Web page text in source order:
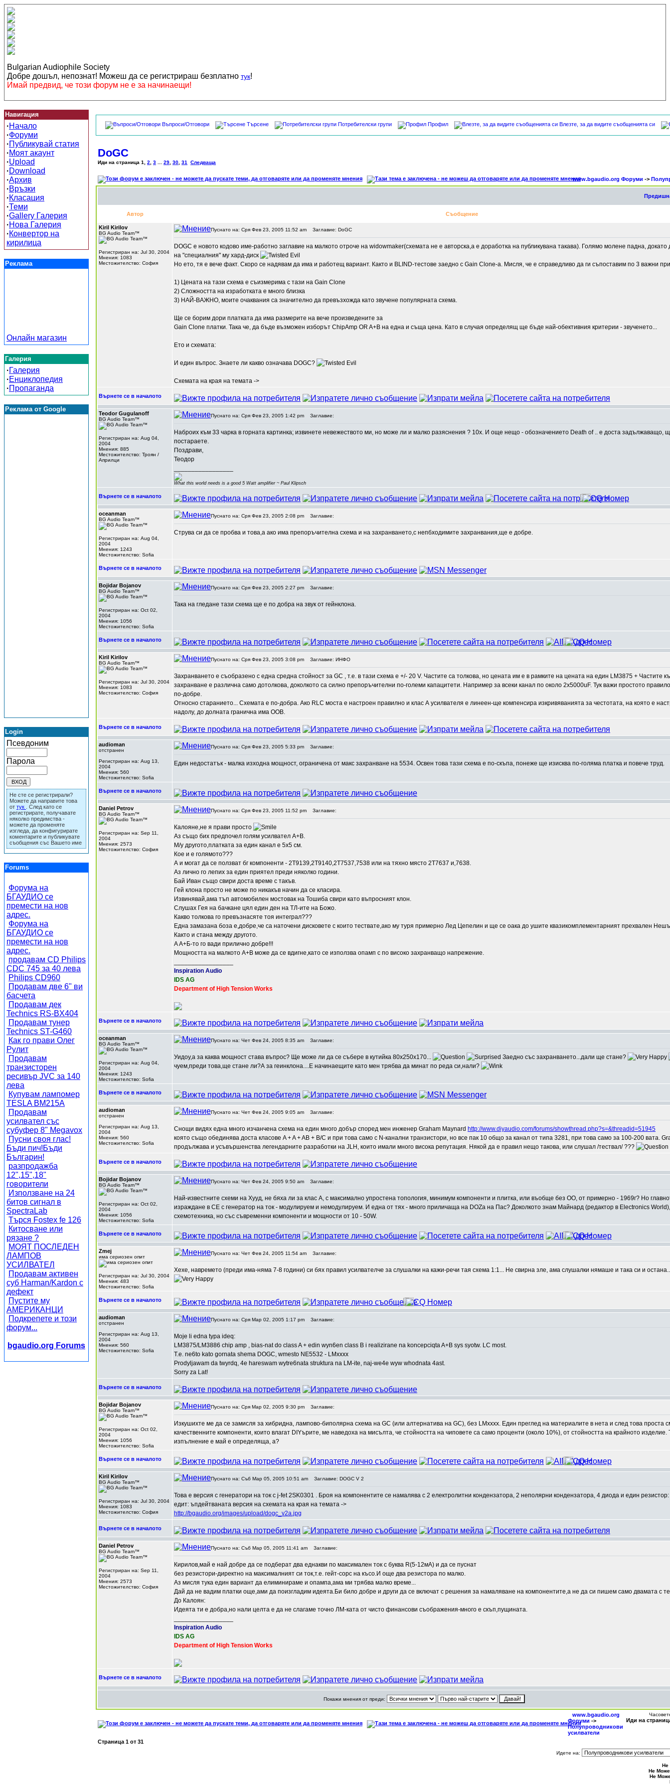
Bulgarian Audiophile Society
Добре дошъл, непознат! Можеш да се регистрираш безплатно тук!
Имай предвид, че този форум не е за начинаещи!
Навигация
·Начало
·Форуми
·Публикувай статия
·Моят акаунт
·Upload
·Download
·Архив
·Връзки
·Класация
·Теми
·Gallery Галерия
·Нова Галерия
·Конвертор на
кирилица
Реклама
Онлайн магазин
Галерия
·Галерия
·Енциклопедия
·Пропаганда
Реклама от Google
Login
Псевдоним
Парола
Не сте се регистрирали?
Можете да направите това
от тук
. След като се
регистрирате, получавате
няколко предимства -
можете да променяте
изгледа, да конфигурирате
коментарите и публикувате
съобщения със Вашето име
Forums
Форума на
БГАУДИО се
премести на нов
адрес.
Форума на
БГАУДИО се
премести на нов
адрес.
продавам CD Philips
CDC 745 за 40 лева
Philips CD960
Продавам две 6" ви
басчета
Продавам дек
Technics RS-BX404
Продавам тунер
Technics ST-G460
Как го прави Олег
Рулит
Продавам
транзисторен
ресивър JVC за 140
лева
Купувам лампомер
TESLA BM215A
Продавам
усилвател със
субуфер 8" Megavox
Пусни своя глас!
Бъди пич!Бъди
Българин!
разпродажба
12",15",18"
говорители
Използване на 24
битов сигнал в
SpectraLab
Търся Fostex fe 126
Китосване или
рязане ?
МОЯТ ПОСЛЕДЕН
ЛАМПОВ
УСИЛВАТЕЛ
Продавам активен
суб Harman/Kardon с
дефект
Пустите му
АМЕРИКАНЦИ
Подкрепете и този
форум...
bgaudio.org Forums
Въпроси/Отговори Търсене Потребителски групи Профил Влезте, за да видите съобщенията си
DoGC
Иди на страница 1 2 3 29 30 31 Следваща
www.bgaudio.org Форуми ->
Автор Съобщение
Kiril Kirilov
BG Audio Team™
Регистриран на: Jul 30, 2004
Мнения: 1083
Местожителство: София
Пуснато на: Сря Фев 23, 2005 11:52 am Заглавие: DoGC
DOGC е новото кодово име-работно заглавие на малкото отроче на widowmaker(схемата не е авторска,а е доработка на публикувана такава). Голямо молене падна,
на "специалния" му хард-диск
Но ето, тя е вече факт. Скоро се надявам да има и работещ вариант. Както и BLIND-тестове заедно с Gain Clone-а. Мисля, че е справедливо да ги съпоставим по 3 важни
1) Цената на тази схема е съизмерима с тази на Gain Clone
2) Сложността на изработката е много близка
3) НАЙ-ВАЖНО, моите очаквания са значително да превъзхожда като звучене популярната схема.
Ще се борим дори платката да има размерите на вече произведените за
Gain Clone платки. Така че, да бъде възможен изборът ChipAmp OR A+B на една и съща цена. Като в случая определящ ще бъде най-обективния критерии - звученето...
Ето и схемата:
И един въпрос. Знаете ли какво означава DOGC?
Схемата на края на темата ->
Върнете се в началото
Teodor Gugulanoff
BG Audio Team™
Регистриран на: Aug 04,
2004
Мнения: 885
Местожителство: Троян /
Априлци
Пуснато на: Сря Фев 23, 2005 1:42 pm Заглавие:
Наброих към 33 чарка в горната картинка; извинете невежеството ми, но може ли и малко разяснения ? 10х. И още нещо - обозначението Death of .. e доста задължаващо,
постараете.
Поздрави,
Теодор
What this world needs is a good 5 Watt amplifier ~ Paul Klipsch
Върнете се в началото
oceanman
BG Audio Team™
Регистриран на: Aug 04,
2004
Мнения: 1243
Местожителство: Sofia
Пуснато на: Сря Фев 23, 2005 2:08 pm Заглавие:
Струва си да се пробва и това,а ако има препоръчителна схема и на захранването,с непбходимите захранвания,ще е добре.
Върнете се в началото
Bojidar Bojanov
BG Audio Team™
Регистриран на: Oct 02,
2004
Мнения: 1056
Местожителство: Sofia
Пуснато на: Сря Фев 23, 2005 2:27 pm Заглавие:
Така на гледане тази схема ще е по добра на звук от гейнклона.
Върнете се в началото
Kiril Kirilov
BG Audio Team™
Регистриран на: Jul 30, 2004
Мнения: 1083
Местожителство: София
Пуснато на: Сря Фев 23, 2005 3:08 pm Заглавие: ИНФО
Захранването е съобразено с една средна стойност за GC , т.е. в тази схема е +/- 20 V. Частите са толкова, но цената им е в рамките на цената на един LM3875 + Частите
захранване е различна само дотолкова, доколкото са силно препоръчителни по-големи капацитети. Например за всеки канал по около 2х5000uF. Тук важи простото
по-добре.
Относно старанието... Схемата е по-добра. Ако RLC моста е настроен правилно и клас А усилвателя е линеен-ще компенсира изкривяванията за честотата, на която е
надолу, до долната гранична има ООВ.
Върнете се в началото
audioman
отстранен
Регистриран на: Aug 13,
2004
Мнения: 560
Местожителство: Sofia
Пуснато на: Сря Фев 23, 2005 5:33 pm Заглавие:
Един недостатък - малка изходна мощност, ограничена от макс захранване на 5534. Освен това тази схема е по-скъпа, понеже ще изисква по-голяма платка и повече труд.
Върнете се в началото
Daniel Petrov
BG Audio Team™
Регистриран на: Sep 11,
2004
Мнения: 2573
Местожителство: София
Пуснато на: Сря Фев 23, 2005 11:52 pm Заглавие:
Калояне,не я прави просто
Аз също бих предпочел голям усилвател А+В.
М/у другото,платката за един канал е 5х5 см.
Кое и е голямото???
А и могат да се ползват бг компоненти - 2Т9139,2Т9140,2Т7537,7538 или на тяхно място 2Т7637 и,7638.
Аз лично го лепих за един приятел преди няколко години.
Бай Иван също свири доста време с такъв.
Гей клона просто не може по никакъв начин да се класира.
Извинявай,ама тъп автомобилен мостовак на Тошиба свири като въпросният клон.
Слушах Гея на бачкане цял един ден на ТЛ-ите на Божо.
Какво толкова го превъзнасяте тоя интеграл???
Една замазана боза е,добре,че са наточени дисковете с които тествате,ако му туря примерно Лед Цепелин и ще се оака до ушите квазикомплементарният прехвален
Както и стана между другото.
A А+Б-то го вади прилично добре!!!
Мощността на малкото А+В може да се вдигне,като се използва опамп с по високо захранващо напрежение.
Inspiration Audio
IDS AG
Department of High Tension Works
Върнете се в началото
oceanman
BG Audio Team™
Регистриран на: Aug 04,
2004
Мнения: 1243
Местожителство: Sofia
Пуснато на: Чет Фев 24, 2005 8:35 am Заглавие:
Уидоу,а за каква мощност става въпрос? Ще може ли да се събере в кутийка 80х250х170...
Заедно със захранването...дали ще стане?
чуем,преди това,ще стане ли?А за геинклона....Е начинаещите като мен трябва да минат по реда си,нали?
Върнете се в началото
audioman
отстранен
Регистриран на: Aug 13,
2004
Мнения: 560
Местожителство: Sofia
Пуснато на: Чет Фев 24, 2005 9:05 am Заглавие:
Снощи видях една много изчанчена схема на един много добър според мен инженер Graham Maynard http://www.diyaudio.com/forums/showthread.php?s=&threadid=51945
която също обединява доста класове A + A + AB + B/C и при това само с N-канални транзистори, но все пак 10 общо за канал от типа 3281, при това само за 100-200 вата.
продължава и усъвършенства легендарните разработки на JLH, които имали много висока репутация. Някой да е правил нещо такова, или слушал /тествал/ ???
Върнете се в началото
Bojidar Bojanov
BG Audio Team™
Регистриран на: Oct 02,
2004
Мнения: 1056
Местожителство: Sofia
Пуснато на: Чет Фев 24, 2005 9:50 am Заглавие:
Най-известните схеми на Хууд, не бяха ли за клас А, с максимално упростена топология, минимум компоненти и плитка, или въобще без ОО, от примерно - 1969г? Но
израждане в СЕ с генератор на ток - модулируем и немодулируем. И една от тях - много приличаща на DOZa на Пас? Доколкото знам Майнард (редактор в Electronics
схемотехника, но със съвременни компоненти и мощности от 10 - 50W.
Върнете се в началото
Zmej
има сериозен опит
Регистриран на: Jul 30, 2004
Мнения: 483
Местожителство: Sofia
Пуснато на: Чет Фев 24, 2005 11:54 am Заглавие:
Хехе, навремето (преди има-няма 7-8 години) си бях правил усилвателче за слушалки на кажи-речи тая схема 1:1... Не свирна зле, ама слушалки нямаше и така си и
Върнете се в началото
audioman
отстранен
Регистриран на: Aug 13,
2004
Мнения: 560
Местожителство: Sofia
Пуснато на: Сря Мар 02, 2005 1:17 pm Заглавие:
Moje li edna typa ideq:
LM3875/LM3886 chip amp , bias-nat do class A + edin wyn6en class B i realizirane na koncepciqta A+B sys syotw. LC most.
T.e. ne6to kato gornata shema DOGC, wmesto NE5532 - LMxxxx
Prodyljawam da twyrdq, 4e hareswam wytre6nata struktura na LM-ite, naj-we4e wyw whodnata 4ast.
Sorry za Lat!
Върнете се в началото
Bojidar Bojanov
BG Audio Team™
Регистриран на: Oct 02,
2004
Мнения: 1056
Местожителство: Sofia
Пуснато на: Сря Мар 02, 2005 9:30 pm Заглавие:
Изкушихте ме да се замисля за хибридна, ламповo-биполярна схема на GC (или алтернатива на GC), без LMxxxx. Един преглед на материалите в нета и след това проста
качественните компоненти, които влагат DIYърите, ме наведоха на мисълта, че стойността на чиповете са само проценти (около 10%), от стойността на крайното изделие.
изпълнение е май е определяща, а?
Върнете се в началото
Kiril Kirilov
BG Audio Team™
Регистриран на: Jul 30, 2004
Мнения: 1083
Местожителство: София
Пуснато на: Съб Мар 05, 2005 10:51 am Заглавие: DOGC V 2
Това е версия с генератори на ток с j-fet 2SK0301 . Броя на компонентите се намалява с 2 електролитни кондензатора, 2 неполярни кондензатора, 4 диода и един резистор:
едит: ъпдейтваната версия на схемата на края на темата ->
http://bgaudio.org/images/upload/dogc_v2a.jpg
Върнете се в началото
Daniel Petrov
BG Audio Team™
Регистриран на: Sep 11,
2004
Мнения: 2573
Местожителство: София
Пуснато на: Съб Мар 05, 2005 11:41 am Заглавие:
Кирилов,май е най добре да се подберат два еднакви по максимален ток с буква R(5-12мА) и да се пуснат
без резистори-директно на максималният си ток,т.е. гейт-сорс на късо.И още два резистора по малко.
Аз мисля тука един вариант да елиминираме и опампа,ама ми трябва малко време...
Дай да не вадим платки още,ами да поизгладим идеята.Би било добре и други да се включат с решения за намаляване на компонентите,а не да си пишем само двамата с
До Калоян:
Идеята ти е добра,но нали целта е да не слагаме точно ЛМ-ката от чисто финансови съображения-много е скъп,пущината.
Inspiration Audio
IDS AG
Department of High Tension Works
Върнете се в началото
Покажи мнения от преди:
www.bgaudio.org
Форуми ->
Полупроводникови
усилватели
Иди на
Страница 1 от 31
Идете на:
Не
Не
Не